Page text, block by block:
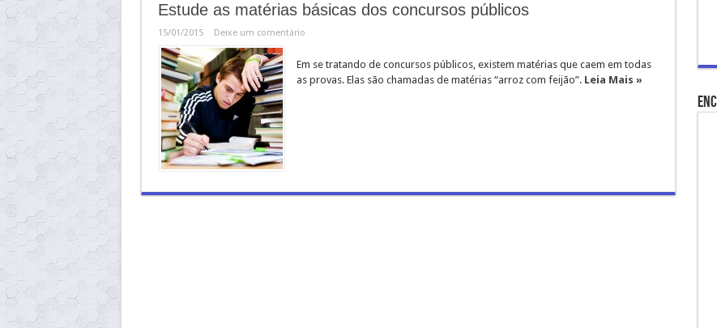
Estude as matérias básicas dos concursos públicos
15/01/2015 Deixe um comentário
Em se tratando de concursos públicos, existem matérias que caem em todas
as provas. Elas são chamadas de matérias “arroz com feijão”. Leia Mais »